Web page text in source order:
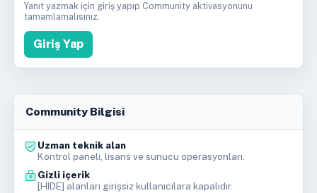
Yanıt yazmak için giriş yapıp Community aktivasyonunu
tamamlamalısınız.
Giriş Yap
Community Bilgisi
Uzman teknik alan
Kontrol paneli, lisans ve sunucu operasyonları.
Gizli içerik
[HIDE] alanları girişsiz kullanıcılara kapalıdır.